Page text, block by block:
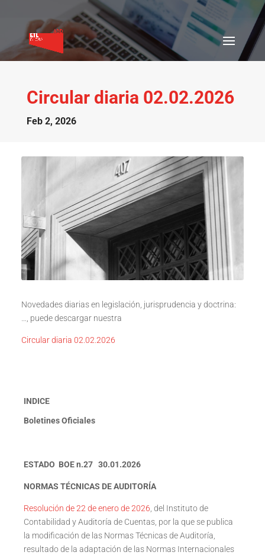
Circular diaria 02.02.2026
Feb 2, 2026
Novedades diarias en legislación, jurisprudencia y doctrina:
…, puede descargar nuestra
Circular diaria 02.02.2026
INDICE
Boletines Oficiales
ESTADO BOE n.27 30.01.2026
NORMAS TÉCNICAS DE AUDITORÍA
Resolución de 22 de enero de 2026 , del Instituto de
Contabilidad y Auditoría de Cuentas, por la que se publica
la modificación de las Normas Técnicas de Auditoría,
resultado de la adaptación de las Normas Internacionales